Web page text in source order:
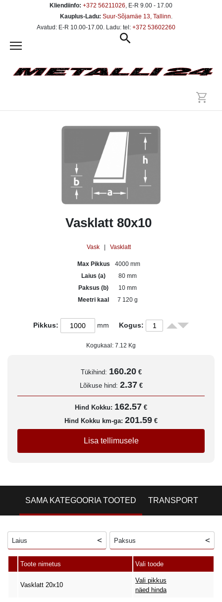
Kliendiinfo: +372 56211026, E-R 9.00 - 17.00
Kauplus-Ladu: Suur-Sõjamäe 13, Tallinn.
Avatud: E-R 10.00-17.00. Ladu: tel: +372 53602260
Vasklatt 80x10
Vask| Vasklatt
Max Pikkus
4000 mm
Laius (a)
80 mm
Paksus (b)
10 mm
Meetri kaal
7 120 g
Pikkus: mm Kogus:
Kogukaal: 7.12 Kg
Tükihind: 160.20 €
Lõikuse hind: 2.37 €
Hind Kokku: 162.57 €
Hind Kokku km-ga: 201.59 €
Lisa tellimusele
SAMA KATEGOORIA TOOTED TRANSPORT
Laius Paksus
Toote nimetus Vali toode
Vasklatt 20x10
Vali pikkus
näed hinda